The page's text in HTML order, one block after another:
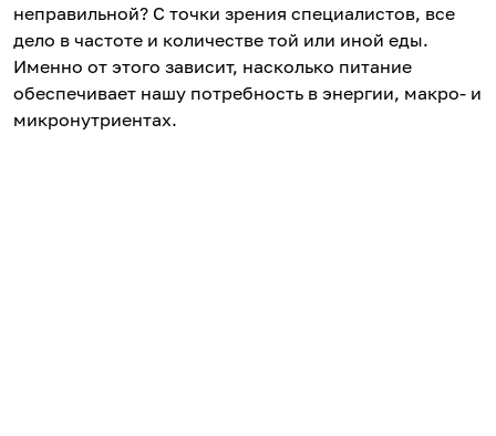
неправильной? С точки зрения специалистов, все
дело в частоте и количестве той или иной еды.
Именно от этого зависит, насколько питание
обеспечивает нашу потребность в энергии, макро- и
микронутриентах.